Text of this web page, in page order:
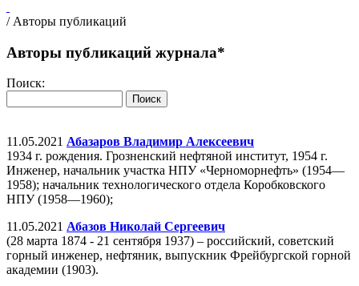
/ Авторы публикаций
Авторы публикаций журнала*
Поиск:
11.05.2021 Абазаров Владимир Алексеевич
1934 г. рождения. Грозненский нефтяной институт, 1954 г.
Инженер, начальник участка НПУ «Черноморнефть» (1954—
1958); начальник технологического отдела Коробковского
НПУ (1958—1960);
11.05.2021 Абазов Николай Сергеевич
(28 марта 1874 - 21 сентября 1937) – российский, советский
горный инженер, нефтяник, выпускник Фрейбургской горной
академии (1903).